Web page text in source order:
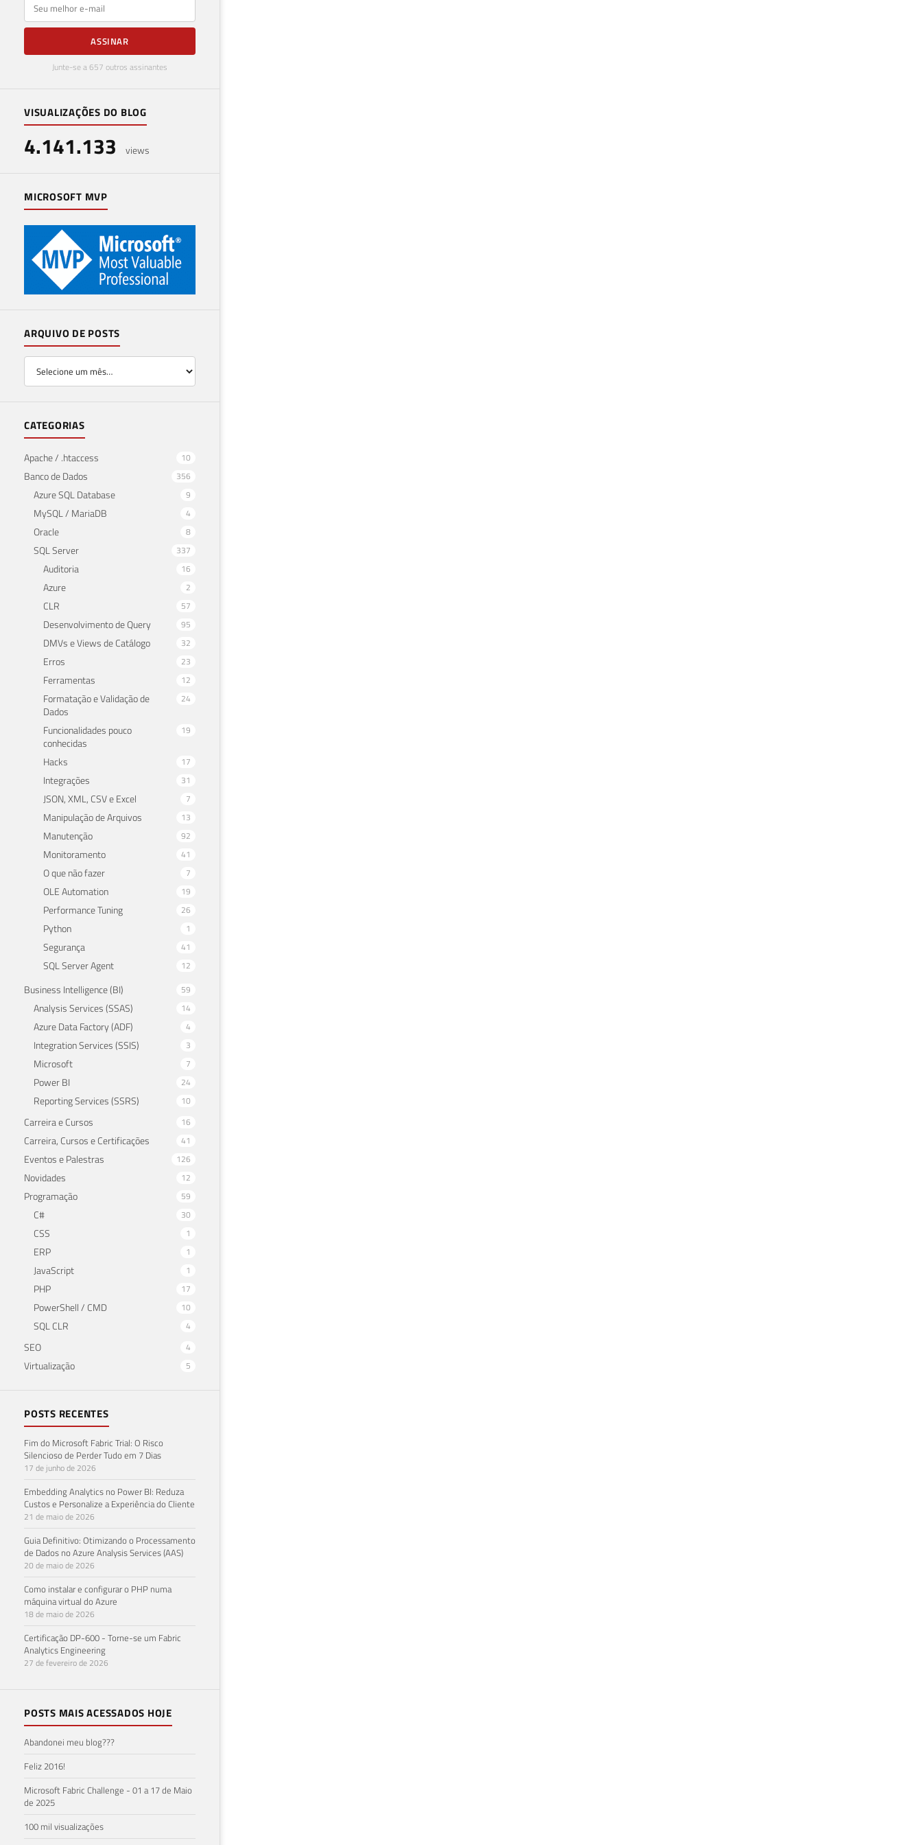
ASSINAR
Junte-se a 657 outros assinantes
VISUALIZAÇÕES DO BLOG
4.141.133 views
MICROSOFT MVP
ARQUIVO DE POSTS
CATEGORIAS
Apache / .htaccess 10
Banco de Dados 356
Azure SQL Database 9
MySQL / MariaDB 4
Oracle 8
SQL Server 337
Auditoria 16
Azure 2
CLR 57
Desenvolvimento de Query 95
DMVs e Views de Catálogo 32
Erros 23
Ferramentas 12
Formatação e Validação de
Dados
24
Funcionalidades pouco
conhecidas
19
Hacks 17
Integrações 31
JSON, XML, CSV e Excel 7
Manipulação de Arquivos 13
Manutenção 92
Monitoramento 41
O que não fazer 7
OLE Automation 19
Performance Tuning 26
Python 1
Segurança 41
SQL Server Agent 12
Business Intelligence (BI) 59
Analysis Services (SSAS) 14
Azure Data Factory (ADF) 4
Integration Services (SSIS) 3
Microsoft 7
Power BI 24
Reporting Services (SSRS) 10
Carreira e Cursos 16
Carreira, Cursos e Certificações 41
Eventos e Palestras 126
Novidades 12
Programação 59
C# 30
CSS 1
ERP 1
JavaScript 1
PHP 17
PowerShell / CMD 10
SQL CLR 4
SEO 4
Virtualização 5
POSTS RECENTES
Fim do Microsoft Fabric Trial: O Risco
Silencioso de Perder Tudo em 7 Dias
17 de junho de 2026
Embedding Analytics no Power BI: Reduza
Custos e Personalize a Experiência do Cliente
21 de maio de 2026
Guia Definitivo: Otimizando o Processamento
de Dados no Azure Analysis Services (AAS)
20 de maio de 2026
Como instalar e configurar o PHP numa
máquina virtual do Azure
18 de maio de 2026
Certificação DP-600 - Torne-se um Fabric
Analytics Engineering
27 de fevereiro de 2026
POSTS MAIS ACESSADOS HOJE
Abandonei meu blog???
Feliz 2016!
Microsoft Fabric Challenge - 01 a 17 de Maio
de 2025
100 mil visualizações